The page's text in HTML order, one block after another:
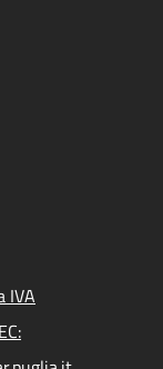
IVA